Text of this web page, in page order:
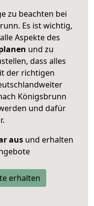
zu beachten bei
Es ist wichtig,
Aspekte des
und zu
dass alles
der richtigen
Königsbrunn
und dafür
ausund erhalten
erhalten